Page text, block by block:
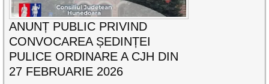
ANUNȚ PUBLIC PRIVIND
CONVOCAREA ȘEDINȚEI
PULICE ORDINARE A CJH DIN
27 FEBRUARIE 2026